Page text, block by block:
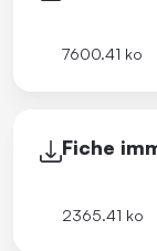
7600.41 ko
Fiche
2365.41 ko